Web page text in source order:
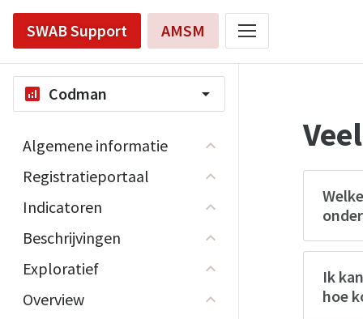
SWAB Support AMSM
analytics Codman arrow_drop_down
Algemene informatie
Registratieportaal
Indicatoren
Beschrijvingen
Exploratief
Overview
Ik
hoe